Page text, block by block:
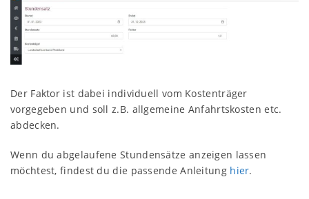
Der Faktor ist dabei individuell vom Kostenträger
vorgegeben und soll z.B. allgemeine Anfahrtskosten etc.
abdecken.
Wenn du abgelaufene Stundensätze anzeigen lassen
möchtest, findest du die passende Anleitung hier.